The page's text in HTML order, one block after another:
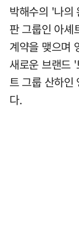
박해수의 '나의
판 그룹인 아
계약을 맺으며
새로운 브랜드
트 그룹 산하인
다.